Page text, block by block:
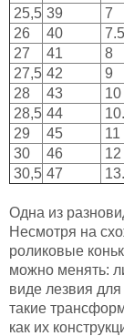
25,5 39 7
26
40 7.5
27
41 8
27,5 42 9
28
43 10
28,5 44
29
45
11
30
46
12
30,5 47
Одна из
Несмотря на
роликовые
можно менять:
виде лезвия для
такие
как их